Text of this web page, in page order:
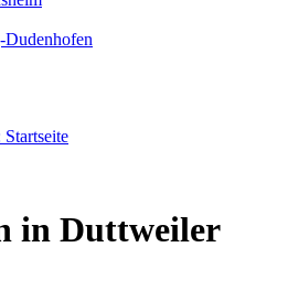
in Duttweiler